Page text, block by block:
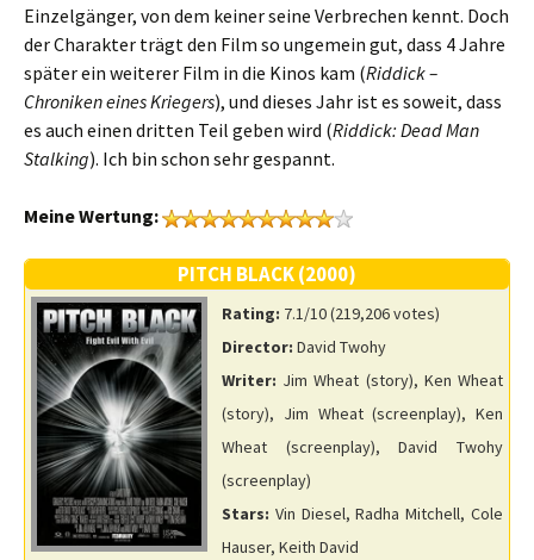
Einzelgänger, von dem keiner seine Verbrechen kennt. Doch
der Charakter trägt den Film so ungemein gut, dass 4 Jahre
später ein weiterer Film in die Kinos kam (Riddick –
Chroniken eines Kriegers), und dieses Jahr ist es soweit, dass
es auch einen dritten Teil geben wird (Riddick: Dead Man
Stalking). Ich bin schon sehr gespannt.
Meine Wertung:
PITCH BLACK (2000)
Rating: 7.1/10 (219,206 votes)
Director: David Twohy
Writer: Jim Wheat (story), Ken Wheat
(story), Jim Wheat (screenplay), Ken
Wheat (screenplay), David Twohy
(screenplay)
Stars: Vin Diesel, Radha Mitchell, Cole
Hauser, Keith David